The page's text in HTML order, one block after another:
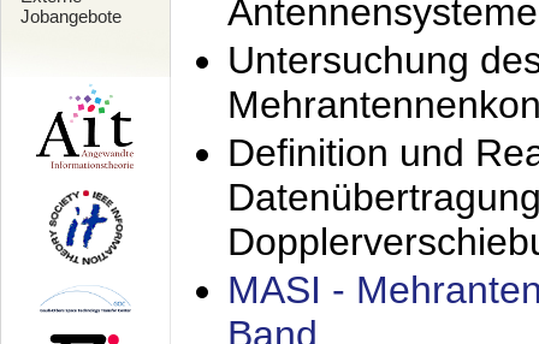
Jobangebote
Antennensysteme
Untersuchung
Definition und
MASI -
Band